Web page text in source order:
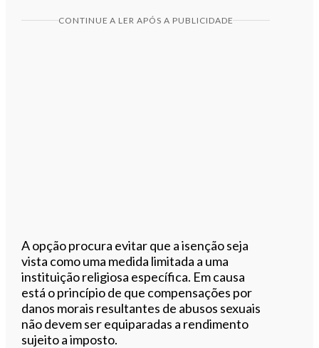
CONTINUE A LER APÓS A PUBLICIDADE
A opção procura evitar que a isenção seja
vista como uma medida limitada a uma
instituição religiosa específica. Em causa
está o princípio de que compensações por
danos morais resultantes de abusos sexuais
não devem ser equiparadas a rendimento
sujeito a imposto.